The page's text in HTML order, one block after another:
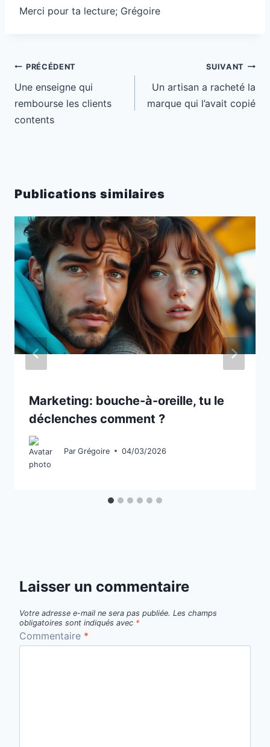
Merci pour ta lecture; Grégoire
Navigation
de
l’article
PRÉCÉDENT
Une enseigne qui
rembourse les clients
contents
SUIVANT
Un artisan a racheté la
marque qui l’avait copié
Publications similaires
Marketing: bouche-à-oreille, tu le
déclenches comment ?
Par Grégoire 04/03/2026
Laisser un commentaire
Votre adresse e-mail ne sera pas publiée. Les champs
obligatoires sont indiqués avec *
Commentaire *